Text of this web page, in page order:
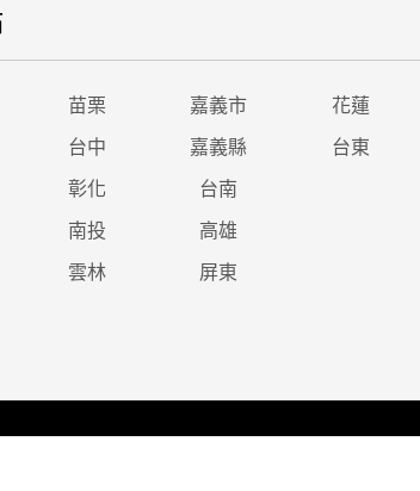
苗栗 嘉義市 花蓮
台中 嘉義縣 台東
彰化 台南
南投 高雄
雲林 屏東